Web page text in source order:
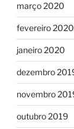
março 2020
fevereiro 2020
janeiro 2020
dezembro
novembro
outubro 2019